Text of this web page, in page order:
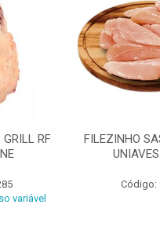
RF
variável
FILEZINHO
Código: